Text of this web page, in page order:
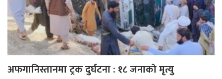
अफगानिस्तानमा ट्रक दुर्घटना : १८ जनाको मृत्यु